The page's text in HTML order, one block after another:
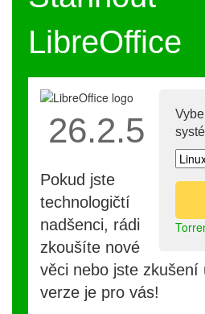
LibreOffice
26.2.5
Pokud jste
technologičtí
nadšenci, rádi
zkoušíte nové
věci nebo jste zkušení
verze je pro vás!